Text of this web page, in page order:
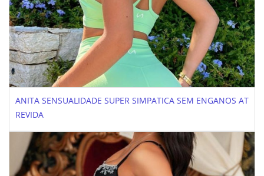
ANITA SENSUALIDADE SUPER SIMPATICA SEM ENGANOS AT
REVIDA